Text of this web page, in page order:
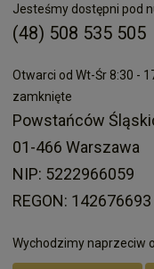
Jesteśmy dostępni pod
(48) 508 535 505
Otwarci od Wt-Śr 8:30 -
zamknięte
Powstańców
01-466 Warszawa
NIP: 5222966059
REGON: 142676693
Wychodzimy naprzeciw